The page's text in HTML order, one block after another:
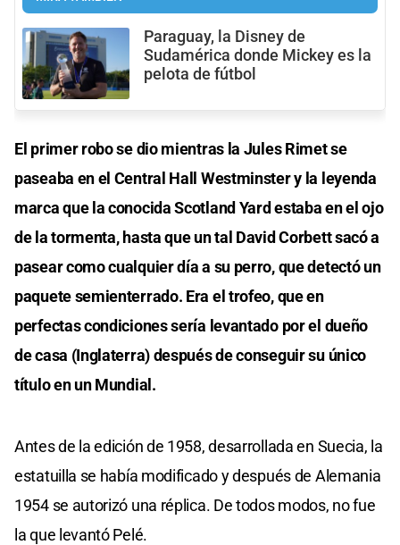
Paraguay, la Disney de
Sudamérica donde Mickey es la
pelota de fútbol
El primer robo se dio mientras la Jules Rimet se
paseaba en el Central Hall Westminster y la leyenda
marca que la conocida Scotland Yard estaba en el ojo
de la tormenta, hasta que un tal David Corbett sacó a
pasear como cualquier día a su perro, que detectó un
paquete semienterrado. Era el trofeo, que en
perfectas condiciones sería levantado por el dueño
de casa (Inglaterra) después de conseguir su único
título en un Mundial.
Antes de la edición de 1958, desarrollada en Suecia, la
estatuilla se había modificado y después de Alemania
1954 se autorizó una réplica. De todos modos, no fue
la que levantó Pelé.